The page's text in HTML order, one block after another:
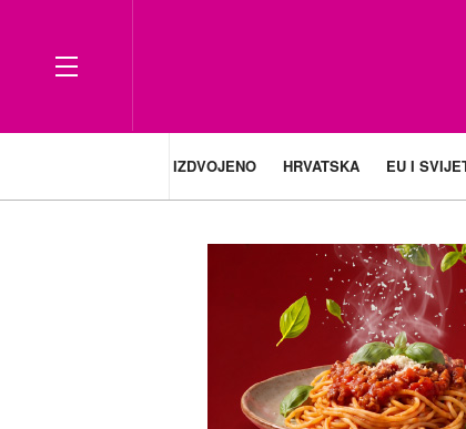
IZDVOJENO HRVATSKA EU I